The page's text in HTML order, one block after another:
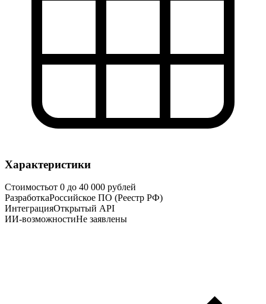
Характеристики
Стоимостьот 0 до 40 000 рублей
РазработкаРоссийское ПО (Реестр РФ)
ИнтеграцияОткрытый API
ИИ-возможностиНе заявлены